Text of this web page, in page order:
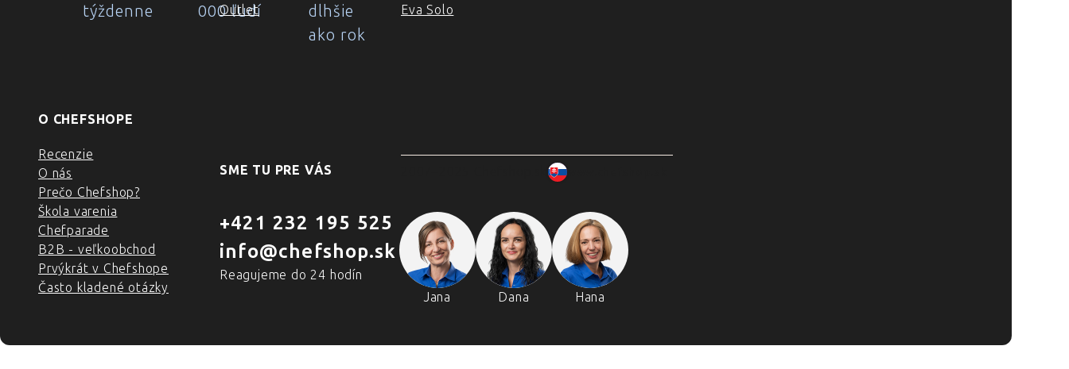
týždenne
000 ľudí
dlhšie
ako rok
Outlet
Eva Solo
O CHEFSHOPE
Recenzie
O nás
Prečo Chefshop?
Škola varenia
Chefparade
B2B - veľkoobchod
Prvýkrát v Chefshope
Často kladené otázky
SME TU PRE VÁS
Jana Dana Hana
+421 232 195 525
info@chefshop.sk
Reagujeme do 24 hodín
www.chefshop.sk